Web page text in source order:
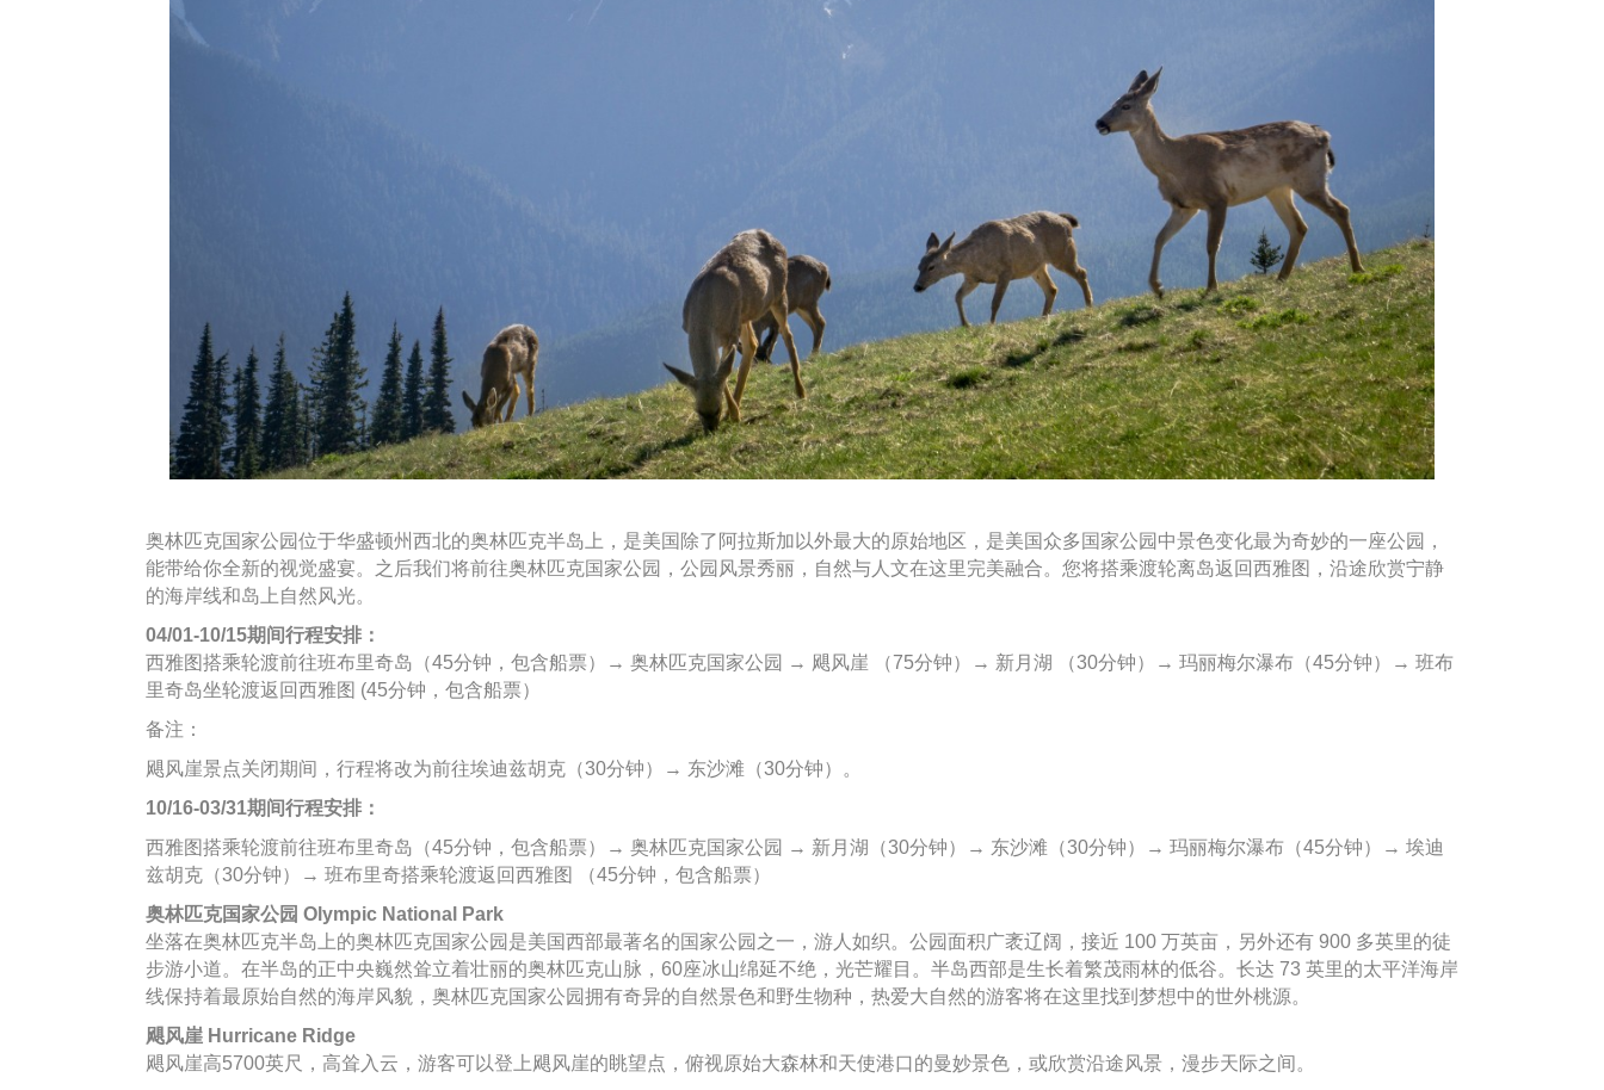
奥林匹克国家公园位于华盛顿州西北的奥林匹克半岛上，是美国除了阿拉斯加以外最大的原始地区，是美国众多国家公园中景色变化最为奇妙的一座公园，
能带给你全新的视觉盛宴。之后我们将前往奥林匹克国家公园，公园风景秀丽，自然与人文在这里完美融合。您将搭乘渡轮离岛返回西雅图，沿途欣赏宁静
的海岸线和岛上自然风光。
04/01-10/15期间行程安排：
西雅图搭乘轮渡前往班布里奇岛（45分钟，包含船票）→ 奥林匹克国家公园 → 飓风崖 （75分钟）→ 新月湖 （30分钟）→ 玛丽梅尔瀑布（45分钟）→ 班布
里奇岛坐轮渡返回西雅图 (45分钟，包含船票）
备注：
飓风崖景点关闭期间，行程将改为前往埃迪兹胡克（30分钟）→ 东沙滩（30分钟）。
10/16-03/31期间行程安排：
西雅图搭乘轮渡前往班布里奇岛（45分钟，包含船票）→ 奥林匹克国家公园 → 新月湖（30分钟）→ 东沙滩（30分钟）→ 玛丽梅尔瀑布（45分钟）→ 埃迪
兹胡克（30分钟）→ 班布里奇搭乘轮渡返回西雅图 （45分钟，包含船票）
奥林匹克国家公园 Olympic National Park
坐落在奥林匹克半岛上的奥林匹克国家公园是美国西部最著名的国家公园之一，游人如织。公园面积广袤辽阔，接近 100 万英亩，另外还有 900 多英里的徒
步游小道。在半岛的正中央巍然耸立着壮丽的奥林匹克山脉，60座冰山绵延不绝，光芒耀目。半岛西部是生长着繁茂雨林的低谷。长达 73 英里的太平洋海岸
线保持着最原始自然的海岸风貌，奥林匹克国家公园拥有奇异的自然景色和野生物种，热爱大自然的游客将在这里找到梦想中的世外桃源。
飓风崖 Hurricane Ridge
飓风崖高5700英尺，高耸入云，游客可以登上飓风崖的眺望点，俯视原始大森林和天使港口的曼妙景色，或欣赏沿途风景，漫步天际之间。